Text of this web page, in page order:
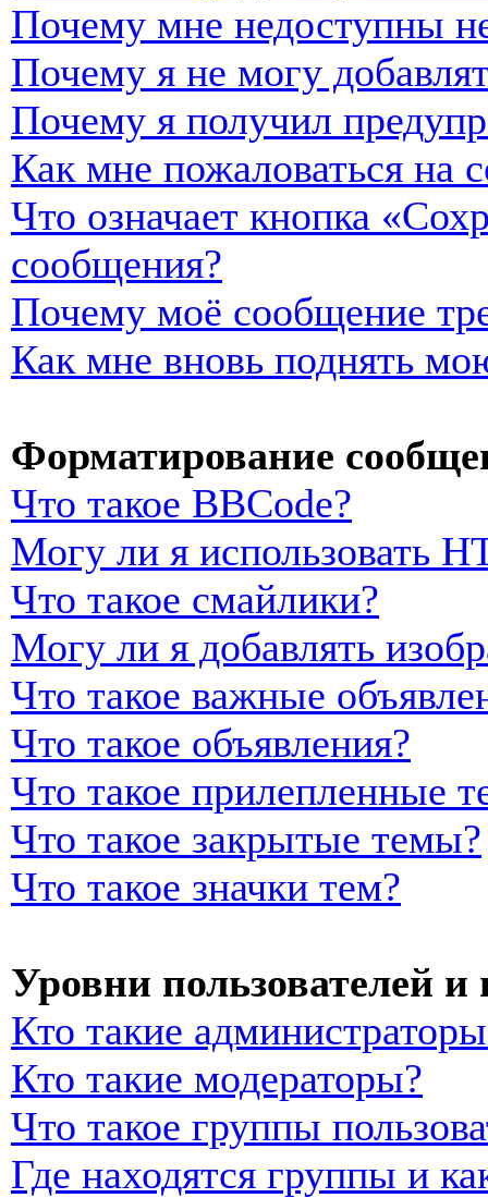
Почему мне недоступны
Почему я не могу
Почему я получил
Как мне пожаловаться на
Что означает кнопка
сообщения?
Почему моё сообщение
Как мне вновь поднять
Форматирование
Что такое BBCode?
Могу ли я использовать
Что такое смайлики?
Могу ли я добавлять
Что такое важные
Что такое объявления?
Что такое прилепленные
Что такое закрытые темы?
Что такое значки тем?
Уровни пользователей
Кто такие
Кто такие модераторы?
Что такое группы
Где находятся группы и